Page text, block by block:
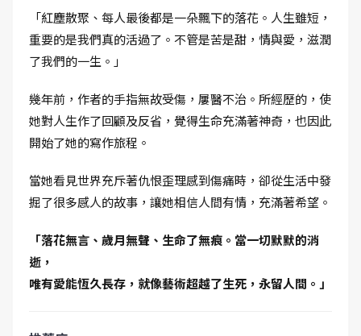
「紅塵散聚、每人最後都是一朵飄下的落花。人生雖短，
重要的是我們真的活過了。不管是苦是甜，情與愛，滋潤
了我們的一生。」
幾年前，作者的手指無故受傷，屢醫不治。所經歷的，使
她對人生作了回顧及反省，覺得生命充滿著神奇，也因此
開始了她的寫作旅程。
當她看見世界充斥著仇恨歪理感到傷痛時，卻從生活中發
掘了很多感人的故事，讓她相信人間有情，充滿著希望。
「落花無言、歲月無聲、生命了無痕。當一切默默的消
逝，
唯有愛能恆久長存，就像藝術超越了生死，永留人間。」